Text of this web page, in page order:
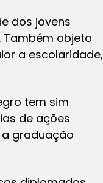
dos jovens
Também objeto
a escolaridade,
tem sim
de ações
graduação